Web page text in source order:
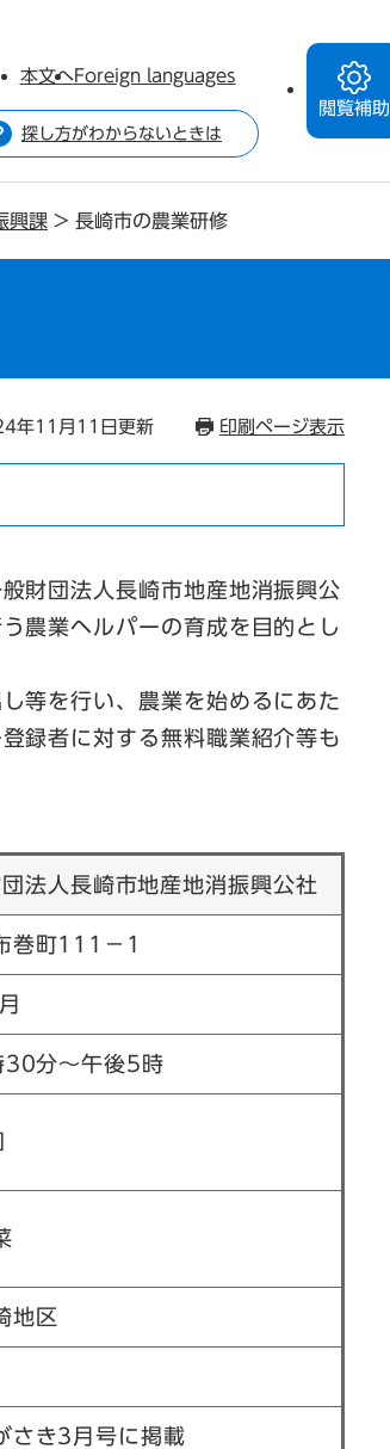
閲覧補助
本文へForeign languages
探し方がわからないときは
興課 > 長崎市の農業研修
年11月11日更新 印刷ページ表示
財団法人長崎市地産地消振興公
農業ヘルパーの育成を目的とし
等を行い、農業を始めるにあた
録者に対する無料職業紹介等も
法人長崎市地産地消振興公社
巻町111－1
30分～午後5時
地区
さき3月号に掲載